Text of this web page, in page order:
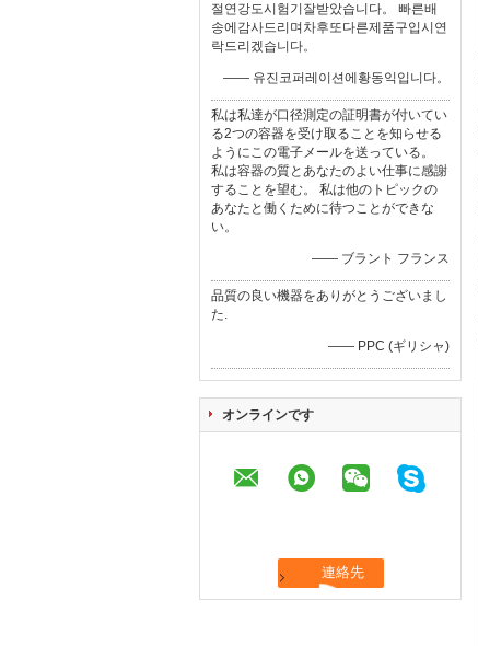
절연강도시험기잘받았습니다。 빠른배
송에감사드리며차후또다른제품구입시연
락드리겠습니다。
—— 유진코퍼레이션에황동익입니다。
私は私達が口径測定の証明書が付いてい
る2つの容器を受け取ることを知らせる
ようにこの電子メールを送っている。
私は容器の質とあなたのよい仕事に感謝
することを望む。 私は他のトピックの
あなたと働くために待つことができな
い。
—— ブラント フランス
品質の良い機器をありがとうございまし
た.
—— PPC (ギリシャ)
オンラインです